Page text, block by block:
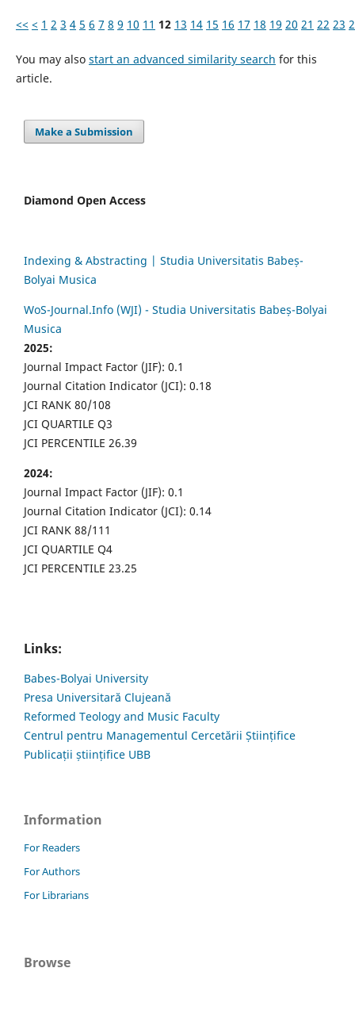
<< < 1 2 3 4 5 6 7 8 9 10 11 12 13 14 15 16 17 18 19 20 21 22 23
You may also start an advanced similarity search for this
article.
Make a Submission
Diamond Open Access
Indexing & Abstracting | Studia Universitatis Babeș-
Bolyai Musica
WoS-Journal.Info (WJI) - Studia Universitatis Babeș-Bolyai
Musica
2025:
Journal Impact Factor (JIF): 0.1
Journal Citation Indicator (JCI): 0.18
JCI RANK 80/108
JCI QUARTILE Q3
JCI PERCENTILE 26.39
2024:
Journal Impact Factor (JIF): 0.1
Journal Citation Indicator (JCI): 0.14
JCI RANK 88/111
JCI QUARTILE Q4
JCI PERCENTILE 23.25
Links:
Babes-Bolyai University
Presa Universitară Clujeană
Reformed Teology and Music Faculty
Centrul pentru Managementul Cercetării Științifice
Publicații științifice UBB
Information
For Readers
For Authors
For Librarians
Browse